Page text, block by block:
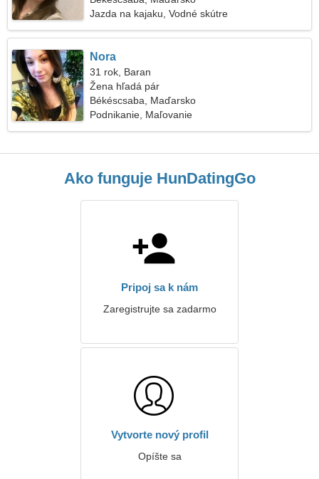
Jazda na kajaku, Vodné skútre
Nora
31 rok, Baran
Žena hľadá pár
Békéscsaba, Maďarsko
Podnikanie, Maľovanie
Ako funguje HunDatingGo
Pripoj sa k nám
Zaregistrujte sa zadarmo
Vytvorte nový profil
Opíšte sa